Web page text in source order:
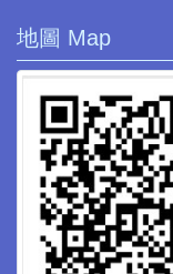
地圖 Map